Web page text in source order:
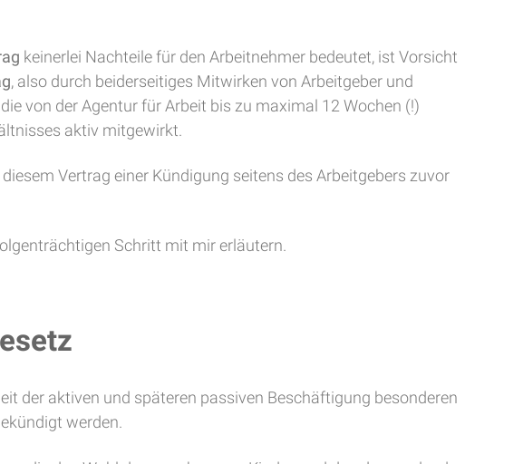
keinerlei Nachteile für den Arbeitnehmer bedeutet, ist Vorsicht
, also durch beiderseitiges Mitwirken von Arbeitgeber und
von der Agentur für Arbeit bis zu maximal 12 Wochen (!)
aktiv mitgewirkt.
Vertrag einer Kündigung seitens des Arbeitgebers zuvor
Schritt mit mir erläutern.
der aktiven und späteren passiven Beschäftigung besonderen
werden.